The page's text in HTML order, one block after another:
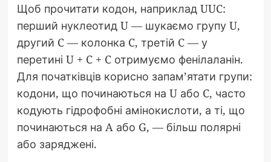
Щоб прочитати кодон, наприклад UUC:
перший нуклеотид U — шукаємо групу U,
другий C — колонка C, третій C — у
перетині U + C + C отримуємо фенілаланін.
Для початківців корисно запам’ятати групи:
кодони, що починаються на U або C, часто
кодують гідрофобні амінокислоти, а ті, що
починаються на A або G, — більш полярні
або заряджені.